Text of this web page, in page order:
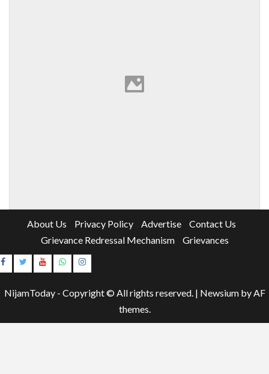
About Us Privacy Policy Advertise
Contact Us
Grievance Redressal Mechanism
Grievances
Instagram
NijamToday - Copyright © All rights reserved. | Newsiumby AF
themes.